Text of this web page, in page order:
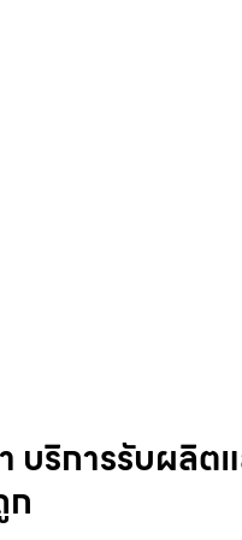
บริการรับผลิต
ก